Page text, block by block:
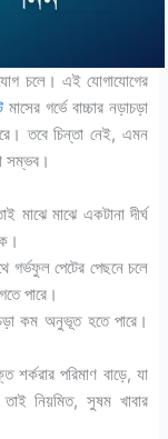
চলে। এই যোগাযোগের
মাসের গর্ভে বাচ্চার নড়াচড়া
তবে চিন্তা নেই, এমন
সম্ভব।
মাঝে মাঝে একটানা দীর্ঘ
গর্ভফুল পেটের পেছনে চলে
পারে।
কম অনুভূত হতে পারে।
শর্করার পরিমাণ বাড়ে, যা
নিয়মিত, সুষম খাবার